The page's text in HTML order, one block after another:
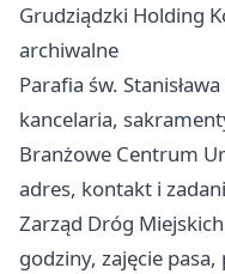
Grudziądzki Holding
archiwalne
Parafia św.
kancelaria,
Branżowe Centrum
adres, kontakt i
Zarząd Dróg
godziny, zajęcie